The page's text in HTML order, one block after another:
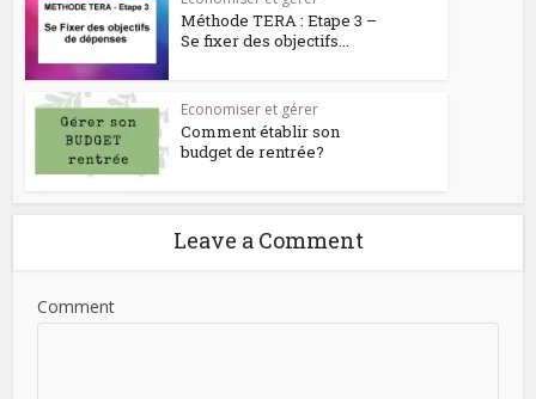
Méthode TERA : Etape 3 –
Se fixer des objectifs...
Economiser et gérer
Comment établir son
budget de rentrée?
Leave a Comment
Comment